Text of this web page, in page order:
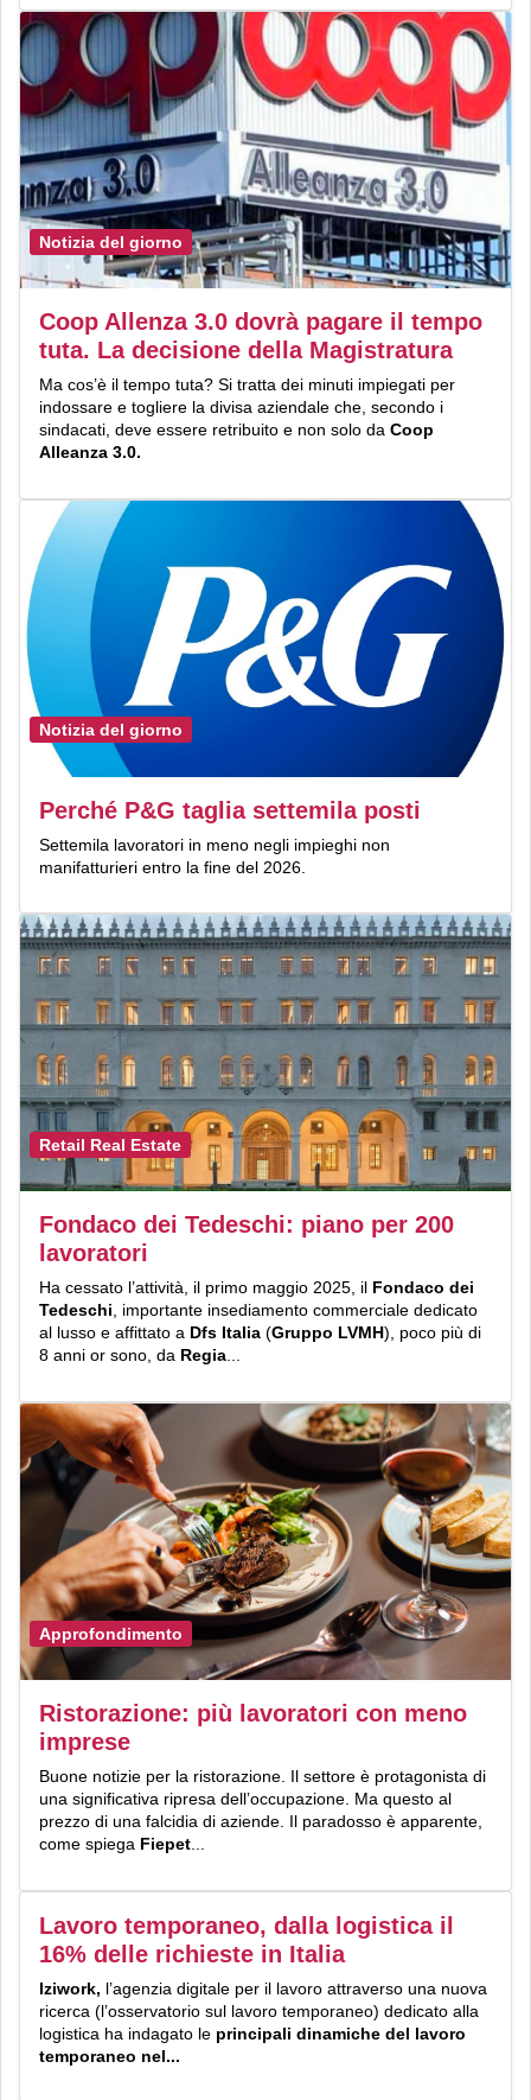
Notizia del giorno
Coop Allenza 3.0 dovrà pagare il tempo
tuta. La decisione della Magistratura
Ma cos’è il tempo tuta? Si tratta dei minuti impiegati per
indossare e togliere la divisa aziendale che, secondo i
sindacati, deve essere retribuito e non solo da Coop
Alleanza 3.0.
Notizia del giorno
Perché P&G taglia settemila posti
Settemila lavoratori in meno negli impieghi non
manifatturieri entro la fine del 2026.
Retail Real Estate
Fondaco dei Tedeschi: piano per 200
lavoratori
Ha cessato l’attività, il primo maggio 2025, il Fondaco dei
Tedeschi , importante insediamento commerciale dedicato
al lusso e affittato a Dfs Italia (Gruppo LVMH), poco più di
8 anni or sono, da Regia
Approfondimento
Ristorazione: più lavoratori con meno
imprese
Buone notizie per la ristorazione. Il settore è protagonista di
una significativa ripresa dell’occupazione. Ma questo al
prezzo di una falcidia di aziende. Il paradosso è apparente,
come spiega Fiepet
Lavoro temporaneo, dalla logistica il
16% delle richieste in Italia
Iziwork, l’agenzia digitale per il lavoro attraverso una nuova
ricerca (l’osservatorio sul lavoro temporaneo) dedicato alla
logistica ha indagato le principali dinamiche del lavoro
temporaneo nel...